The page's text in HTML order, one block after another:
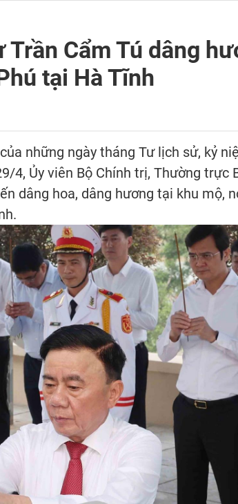
Cẩm Tú dâng
tại Hà Tĩnh
những ngày tháng Tư lịch sử, kỷ
4, Ủy viên Bộ Chính trị, Thường trực
dâng hoa, dâng hương tại khu mộ,